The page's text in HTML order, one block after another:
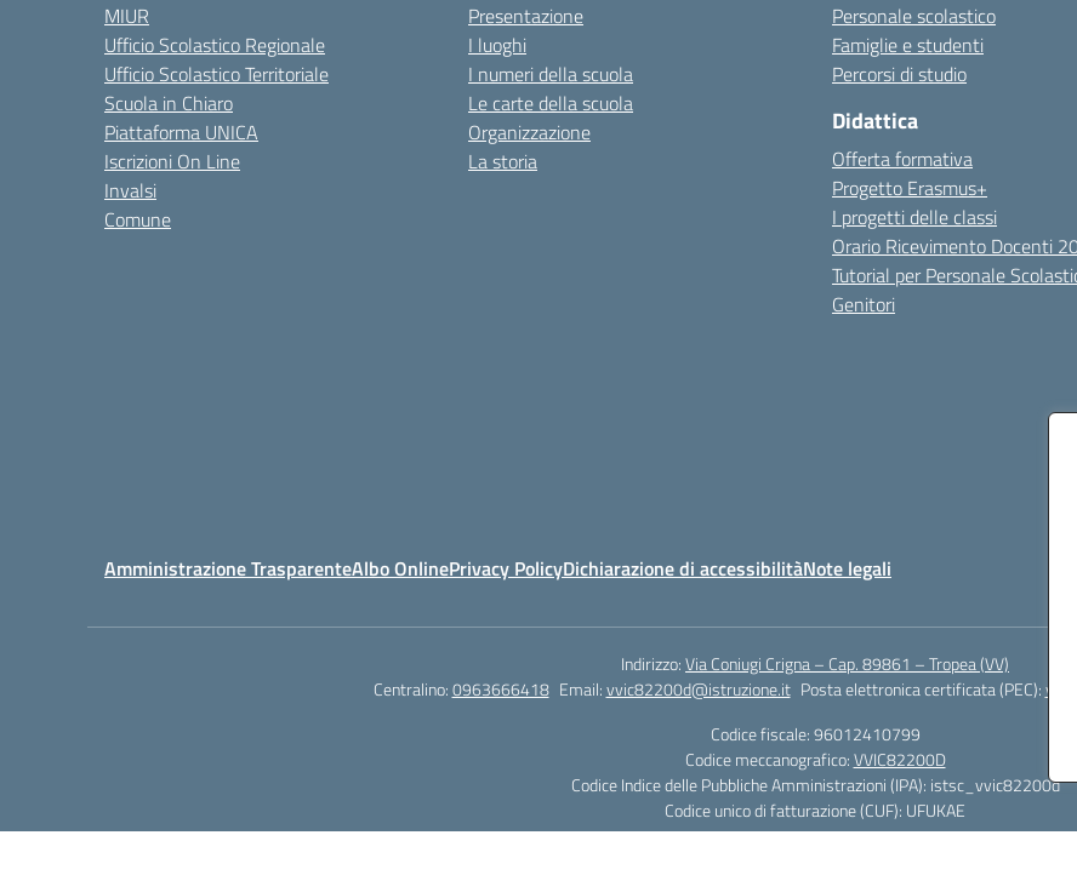
MIUR
Ufficio Scolastico Regionale
Ufficio Scolastico Territoriale
Scuola in Chiaro
Piattaforma UNICA
Iscrizioni On Line
Invalsi
Comune
Presentazione
I luoghi
I numeri della scuola
Le carte della scuola
Organizzazione
La storia
Personale scolastico
Famiglie e studenti
Percorsi di studio
Didattica
Offerta formativa
Progetto Erasmus+
I progetti delle classi
Orario Ricevimento Docenti
Tutorial per Personale
Genitori
Amministrazione TrasparenteAlbo OnlinePrivacy PolicyDichiarazione di accessibilitàNote legali
Indirizzo:Via Coniugi Crigna – Cap. 89861 – Tropea (VV)
Centralino:0963666418 Email:vvic82200d@istruzione.it Posta elettronica certificata (PEC):
Codice fiscale: 96012410799
Codice meccanografico:VVIC82200D
Codice Indice delle Pubbliche Amministrazioni (IPA): istsc_vvic82200d
Codice unico di fatturazione (CUF): UFUKAE